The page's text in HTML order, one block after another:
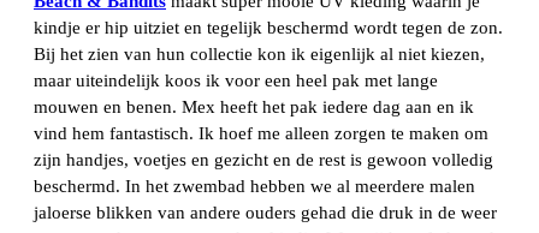
kindje er hip uitziet en tegelijk beschermd wordt tegen de zon.
Bij het zien van hun collectie kon ik eigenlijk al niet kiezen,
maar uiteindelijk koos ik voor een heel pak met lange
mouwen en benen. Mex heeft het pak iedere dag aan en ik
vind hem fantastisch. Ik hoef me alleen zorgen te maken om
zijn handjes, voetjes en gezicht en de rest is gewoon volledig
beschermd. In het zwembad hebben we al meerdere malen
jaloerse blikken van andere ouders gehad die druk in de weer